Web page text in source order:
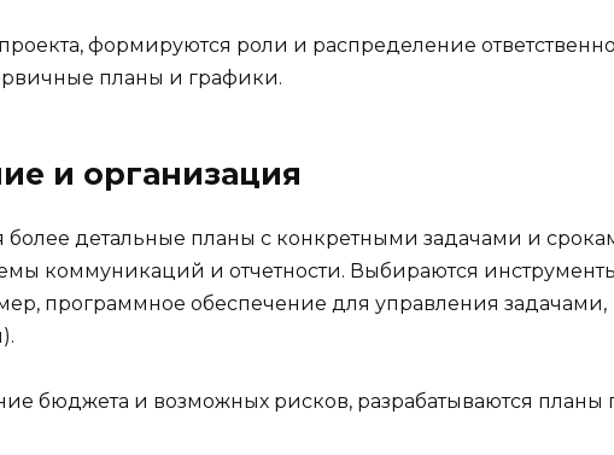
формируются роли и распределение
планы и графики.
и организация
детальные планы с конкретными задачами и
коммуникаций и отчетности. Выбираются
программное обеспечение для управления задачами,
бюджета и возможных рисков, разрабатываются планы